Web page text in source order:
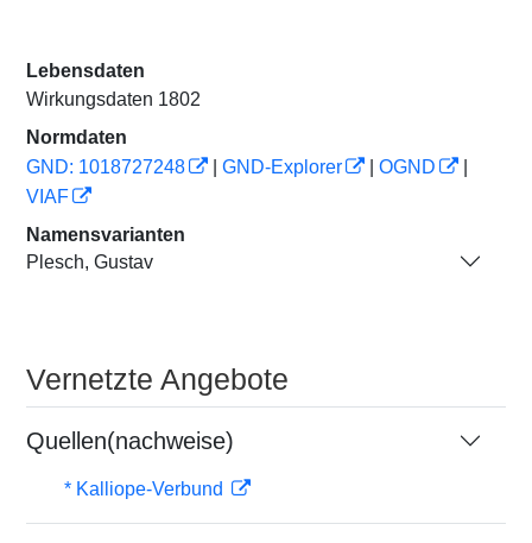
Lebensdaten
Wirkungsdaten 1802
Normdaten
GND: 1018727248
GND-Explorer OGND
VIAF
Namensvarianten
Plesch, Gustav
Vernetzte Angebote
Quellen(nachweise)
* Kalliope-Verbund